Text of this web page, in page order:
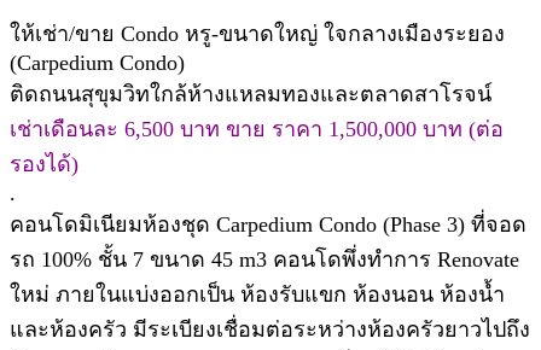
ให้เช่า/ขาย Condo หรู-ขนาดใหญ่ ใจกลางเมืองระยอง
(Carpedium Condo)
ติดถนนสุขุมวิทใกล้ห้างแหลมทองและตลาดสาโรจน์
เช่าเดือนละ 6,500 บาท ขาย ราคา 1,500,000 บาท (ต่อ
รองได้)
.
คอนโดมิเนียมห้องชุด Carpedium Condo (Phase 3) ที่จอด
รถ 100% ชั้น 7 ขนาด 45 m3 คอนโดพึ่งทำการ Renovate
ใหม่ ภายในแบ่งออกเป็น ห้องรับแขก ห้องนอน ห้องน้ำ
และห้องครัว มีระเบียงเชื่อมต่อระหว่างห้องครัวยาวไปถึง